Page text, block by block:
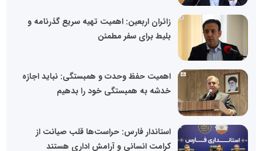
زائران اربعین: اهمیت تهیه سریع گذرنامه و
بلیط برای سفر مطمئن
اهمیت حفظ وحدت و همبستگی: نباید اجازه
خدشه به همبستگی خود را بدهیم
استاندار فارس: حراست‌ها قلب صیانت از
کرامت انسانی و آرامش اداری هستند